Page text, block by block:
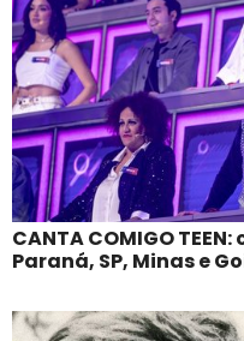
CANTA COMIGO
Paraná, SP, Minas e